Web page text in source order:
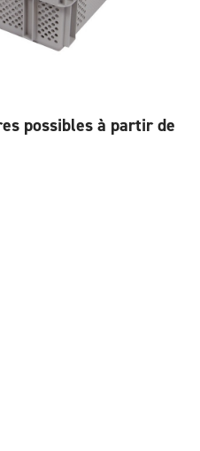
possibles à partir de